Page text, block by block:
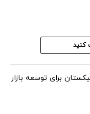
کنید
برای توسعه بازار